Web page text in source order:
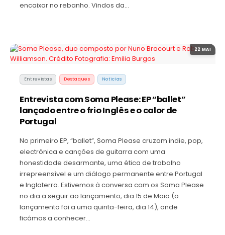
encaixar no rebanho. Vindos da…
22 MAI
Entrevistas Destaques Noticias
Entrevista com Soma Please: EP “ballet”
lançado entre o frio Inglês e o calor de
Portugal
No primeiro EP, “ballet”, Soma Please cruzam indie, pop,
electrónica e canções de guitarra com uma
honestidade desarmante, uma ética de trabalho
irrepreensível e um diálogo permanente entre Portugal
e Inglaterra. Estivemos à conversa com os Soma Please
no dia a seguir ao lançamento, dia 15 de Maio (o
lançamento foi a uma quinta-feira, dia 14), onde
ficámos a conhecer…